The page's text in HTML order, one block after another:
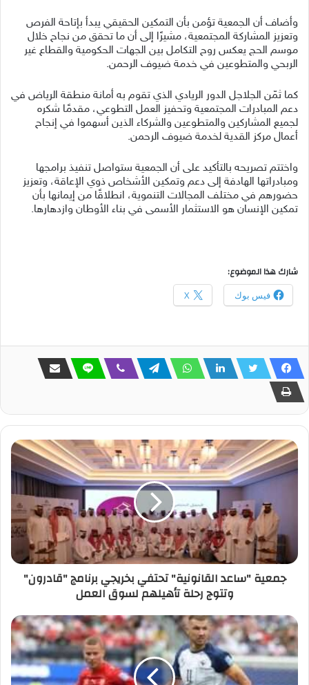
وأضاف أن الجمعية تؤمن بأن التمكين الحقيقي يبدأ بإتاحة الفرص
وتعزيز المشاركة المجتمعية، مشيرًا إلى أن ما تحقق من نجاح خلال
موسم الحج يعكس روح التكامل بين الجهات الحكومية والقطاع غير
الربحي والمتطوعين في خدمة ضيوف الرحمن.
كما ثمّن الجلاجل الدور الريادي الذي تقوم به أمانة منطقة الرياض في
دعم المبادرات المجتمعية وتحفيز العمل التطوعي، مقدمًا شكره
لجميع المشاركين والمتطوعين والشركاء الذين أسهموا في إنجاح
أعمال مركز القدية لخدمة ضيوف الرحمن.
واختتم تصريحه بالتأكيد على أن الجمعية ستواصل تنفيذ برامجها
ومبادراتها الهادفة إلى دعم وتمكين الأشخاص ذوي الإعاقة، وتعزيز
حضورهم في مختلف المجالات التنموية، انطلاقًا من إيمانها بأن
تمكين الإنسان هو الاستثمار الأسمى في بناء الأوطان وازدهارها.
شارك هذا الموضوع:
فيس بوك X
جمعية "ساعد القانونية" تحتفي بخريجي برنامج "قادرون"
وتتوج رحلة تأهيلهم لسوق العمل